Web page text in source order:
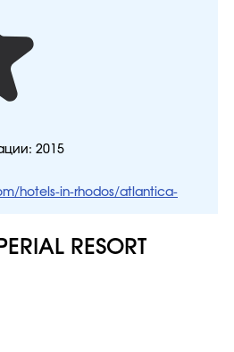
2015
hotels-in-rhodos/atlantica-
RESORT